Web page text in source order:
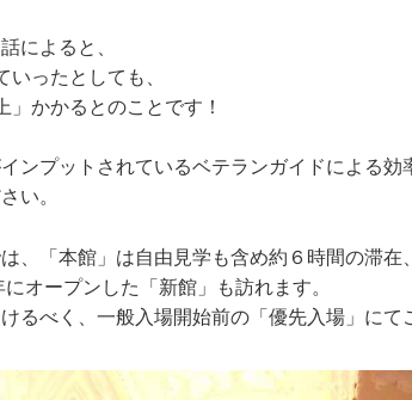
によると、
ったとしても、
かかるとのことです！
ンプットされているベテランガイドによる効
い。
、「本館」は自由見学も含め約６時間の滞在
オープンした「新館」も訪れます。
るべく、一般入場開始前の「優先入場」にて